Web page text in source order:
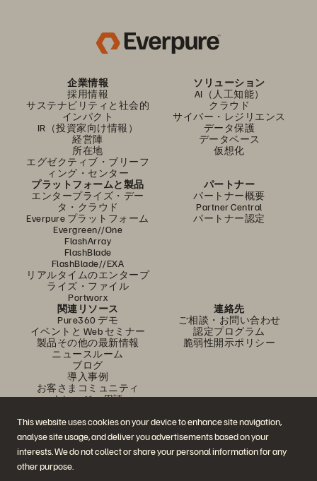
This website uses cookies on your device to enhance site navigation,
analyse site usage, and deliver you advertisements based on your
interests. We do not collect or share your personal information for any
other purpose.
企業情報
採用情報
サステナビリティと社会的
インパクト
IR（投資家向け情報）
経営陣
所在地
エグゼクティブ・ブリーフ
ィング・センター
ソリューション
AI（人工知能）
クラウド
サイバー・レジリエンス
データ保護
データベース
仮想化
プラットフォームと製品
エンタープライズ・デー
タ・クラウド
Everpure プラットフォーム
Evergreen//One
FlashArray
FlashBlade
FlashBlade//EXA
リアルタイムのエンタープ
ライズ・ファイル
Portworx
パートナー
パートナー概要
Partner Central
パートナー認定
関連リソース
Pure360 デモ
イベントと Web セミナー
製品その他の最新情報
ニュースルーム
ブログ
導入事例
お客さまコミュニティ
ナレッジ・用語
連絡先
ご相談・お問い合わせ
認定プログラム
脆弱性開示ポリシー
公式 SNS
是非フォローをお願いします！